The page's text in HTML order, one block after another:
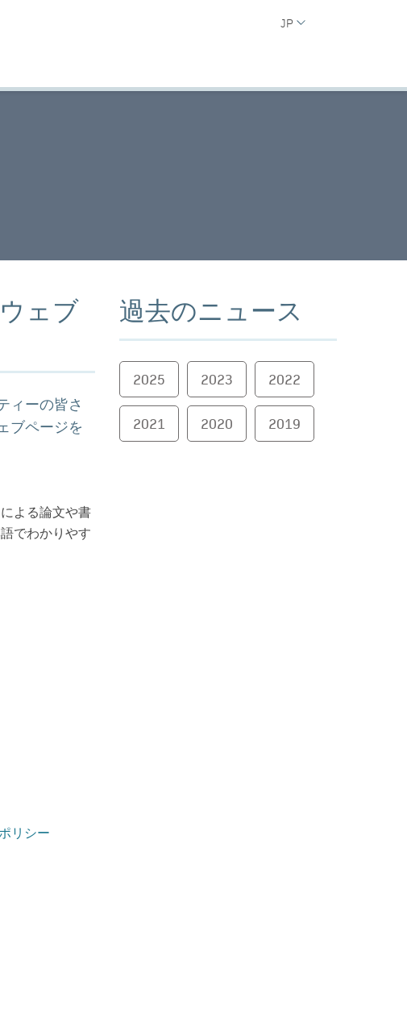
JP
ェブ
ィーの皆さ
ブページを
よる論文や書
でわかりやす
リシー
過去のニュース
2025 2023 2022
2021 2020 2019